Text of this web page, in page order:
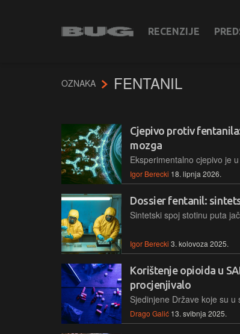
RECENZIJE
OZNAKA FENTANIL
Cjepivo protiv
mozga
Igor Berecki 18. lipnja 2026.
Dossier fentanil:
Igor Berecki 3. kolovoza 2025.
Korištenje opioida u
procjenjivalo
Drago Galić 13. svibnja 2025.